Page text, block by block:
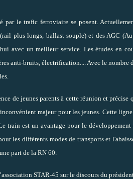
par le trafic ferroviaire se posent.
plus longs, ballast souple) et des AGC
avec un meilleur service. Les études en
anti-bruits, électrification.... Avec le nombre
de jeunes parents à cette réunion et
majeur pour les jeunes. Cette
train est un avantage pour le
les différents modes de transports et
part de la RN 60.
STAR-45 sur le discours du